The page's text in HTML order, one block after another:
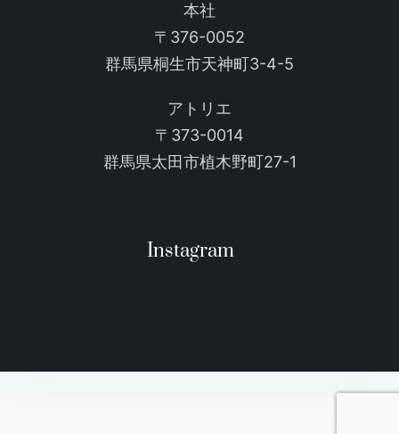
本社
〒376-0052
群馬県桐生市天神町3-4-5
アトリエ
〒373-0014
群馬県太田市植木野町27-1
Instagram